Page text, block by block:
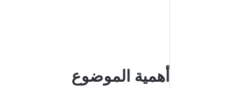
أهمية الموضوع